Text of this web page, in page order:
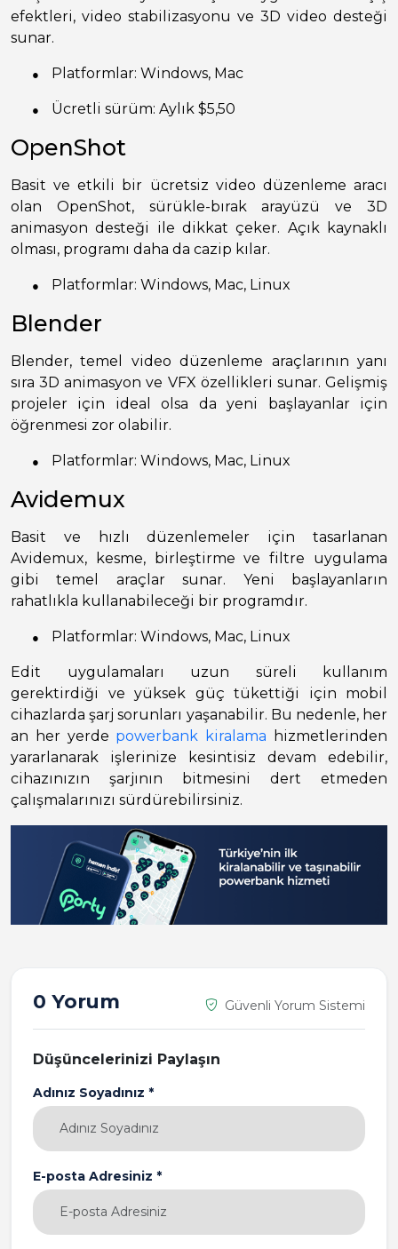
efektleri, video stabilizasyonu ve 3D video desteği
sunar.
● Platformlar: Windows, Mac
● Ücretli sürüm: Aylık $5,50
OpenShot
Basit ve etkili bir ücretsiz video düzenleme aracı
olan OpenShot, sürükle-bırak arayüzü ve 3D
animasyon desteği ile dikkat çeker. Açık kaynaklı
olması, programı daha da cazip kılar.
● Platformlar: Windows, Mac, Linux
Blender
Blender, temel video düzenleme araçlarının yanı
sıra 3D animasyon ve VFX özellikleri sunar. Gelişmiş
projeler için ideal olsa da yeni başlayanlar için
öğrenmesi zor olabilir.
● Platformlar: Windows, Mac, Linux
Avidemux
Basit ve hızlı düzenlemeler için tasarlanan
Avidemux, kesme, birleştirme ve filtre uygulama
gibi temel araçlar sunar. Yeni başlayanların
rahatlıkla kullanabileceği bir programdır.
● Platformlar: Windows, Mac, Linux
Edit uygulamaları uzun süreli kullanım
gerektirdiği ve yüksek güç tükettiği için mobil
cihazlarda şarj sorunları yaşanabilir. Bu nedenle, her
an her yerde powerbank kiralama hizmetlerinden
yararlanarak işlerinize kesintisiz devam edebilir,
cihazınızın şarjının bitmesini dert etmeden
çalışmalarınızı sürdürebilirsiniz.
0 Yorum Güvenli Yorum Sistemi
Düşüncelerinizi Paylaşın
Adınız Soyadınız *
E-posta Adresiniz *